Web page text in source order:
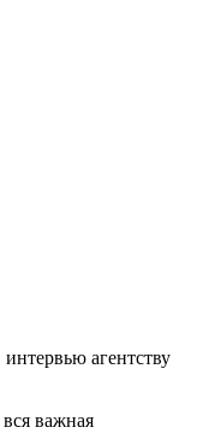
агентству
важная